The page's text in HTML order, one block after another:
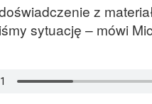
z
sytuację – mówi